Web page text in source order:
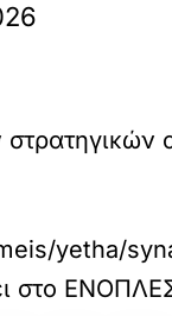
yetha/
στο